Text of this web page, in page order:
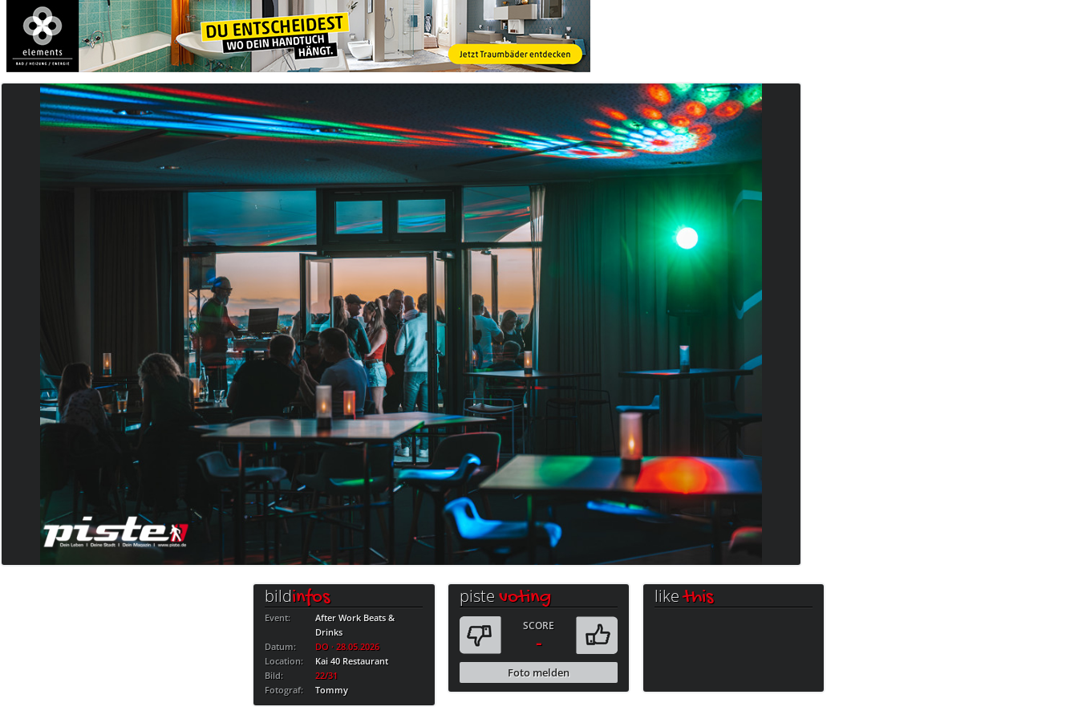
bildinfos
Event:
After Work Beats &
Drinks
Datum:
DO · 28.05.2026
Location:
Kai 40 Restaurant
Bild:
22/31
Fotograf:
Tommy
pistevoting
SCORE
-
Foto melden
likethis